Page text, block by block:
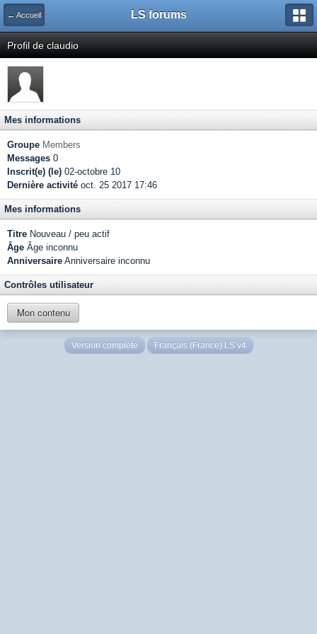
← Accueil LS forums
Profil de claudio
Mes informations
Groupe Members
Messages 0
Inscrit(e) (le) 02-octobre 10
Dernière activité oct. 25 2017 17:46
Mes informations
Titre Nouveau / peu actif
Âge Âge inconnu
Anniversaire Anniversaire inconnu
Contrôles utilisateur
Mon contenu
Version complète Français (France) LS v4